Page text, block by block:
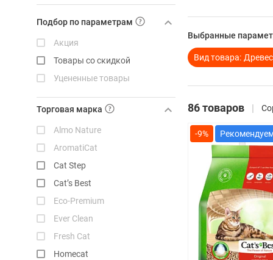
Подбор по параметрам
Акция
Товары со скидкой
Уцененные товары
Торговая марка
Almo Nature
AromatiCat
Cat Step
Cat’s Best
Eco-Premium
Ever Clean
Fresh Cat
Homecat
Выбранные
Вид товара:
86 товаров
-9%